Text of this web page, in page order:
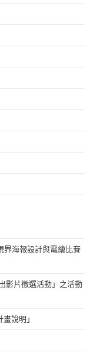
界海報設計與電繪比賽
影片徵選活動」之活動
說明」